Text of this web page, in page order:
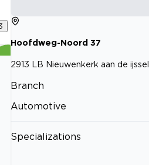
Hoofdweg-Noord 37
2913 LB Nieuwenkerk aan de ijssel
Branch
Automotive
Specializations